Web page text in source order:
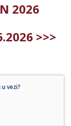
2026
>>>
vezi?